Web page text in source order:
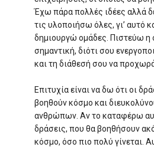
Έχω πάρα πολλές ιδέες αλλά
τις υλοποιήσω όλες, γι’ αυτό
δημιουργώ ομάδες. Πιστεύω η
σημαντική, διότι σου
και τη διάθεσή σου να
Επιτυχία είναι να δω ότι οι
βοηθούν κόσμο και
ανθρώπων. Αν το καταφέρω
δράσεις, που θα βοηθήσουν
κόσμο, όσο πιο πολύ γίνεται.